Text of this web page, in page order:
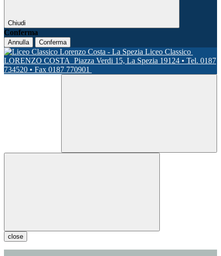
Chiudi
Conferma
Annulla Conferma
Liceo Classico
LORENZO COSTA Piazza Verdi 15, La Spezia 19124 • Tel. 0187
734520 • Fax 0187 770901
close